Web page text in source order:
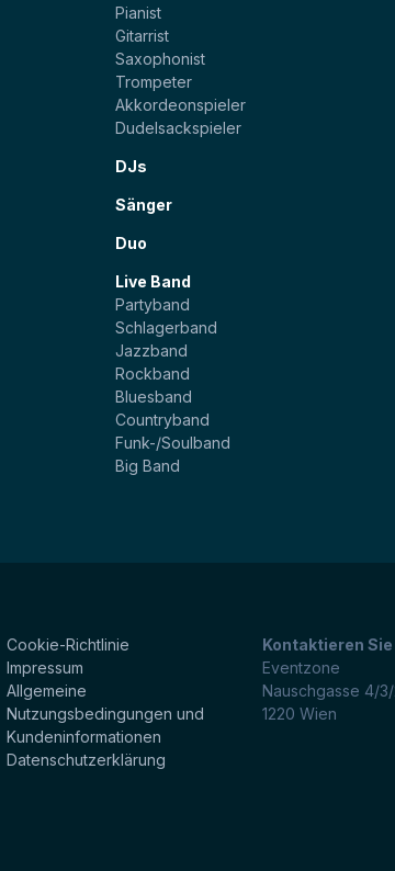
Pianist
Gitarrist
Saxophonist
Trompeter
Akkordeonspieler
Dudelsackspieler
DJs
Sänger
Duo
Live Band
Partyband
Schlagerband
Jazzband
Rockband
Bluesband
Countryband
Funk-/Soulband
Big Band
Cookie-Richtlinie
Impressum
Allgemeine
Nutzungsbedingungen und
Kundeninformationen
Datenschutzerklärung
Kontaktieren
Eventzone
Nauschgasse 4/
1220 Wien